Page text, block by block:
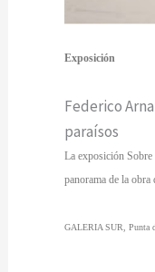
Exposición
Federico
paraísos
La exposición Sobre
panorama de la
GALERIA SUR, Punta